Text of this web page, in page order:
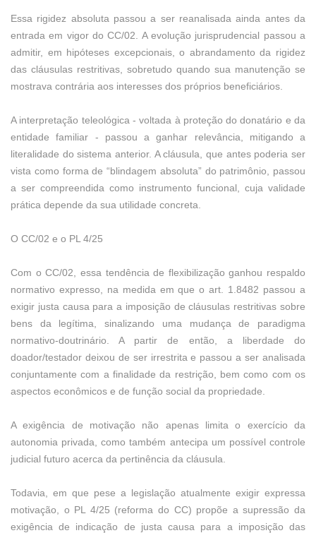
Essa rigidez absoluta passou a ser reanalisada ainda antes da
entrada em vigor do CC/02. A evolução jurisprudencial passou a
admitir, em hipóteses excepcionais, o abrandamento da rigidez
das cláusulas restritivas, sobretudo quando sua manutenção se
mostrava contrária aos interesses dos próprios beneficiários.
A interpretação teleológica - voltada à proteção do donatário e da
entidade familiar - passou a ganhar relevância, mitigando a
literalidade do sistema anterior. A cláusula, que antes poderia ser
vista como forma de “blindagem absoluta” do patrimônio, passou
a ser compreendida como instrumento funcional, cuja validade
prática depende da sua utilidade concreta.
O CC/02 e o PL 4/25
Com o CC/02, essa tendência de flexibilização ganhou respaldo
normativo expresso, na medida em que o art. 1.8482 passou a
exigir justa causa para a imposição de cláusulas restritivas sobre
bens da legítima, sinalizando uma mudança de paradigma
normativo-doutrinário. A partir de então, a liberdade do
doador/testador deixou de ser irrestrita e passou a ser analisada
conjuntamente com a finalidade da restrição, bem como com os
aspectos econômicos e de função social da propriedade.
A exigência de motivação não apenas limita o exercício da
autonomia privada, como também antecipa um possível controle
judicial futuro acerca da pertinência da cláusula.
Todavia, em que pese a legislação atualmente exigir expressa
motivação, o PL 4/25 (reforma do CC) propõe a supressão da
exigência de indicação de justa causa para a imposição das